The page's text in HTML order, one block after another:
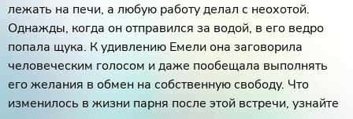
лежать на печи, а любую работу делал с неохотой.
Однажды, когда он отправился за водой, в его ведро
попала щука. К удивлению Емели она заговорила
человеческим голосом и даже пообещала выполнять
его желания в обмен на собственную свободу. Что
изменилось в жизни парня после этой встречи, узнайте